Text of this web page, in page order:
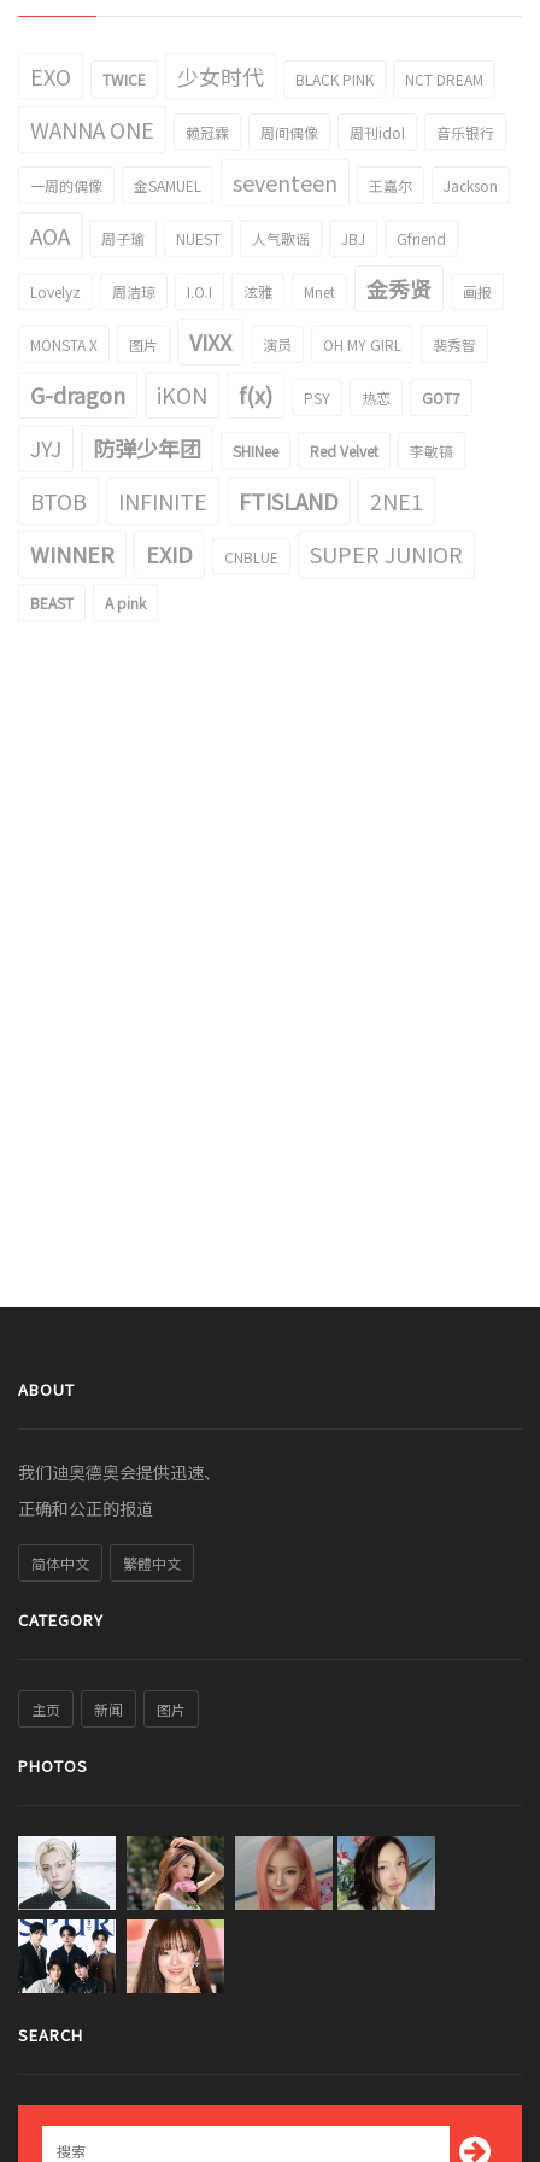
EXO TWICE 少女时代 BLACK PINK NCT DREAM
WANNA ONE 赖冠霖 周间偶像 周刊idol 音乐银行
一周的偶像 金SAMUEL seventeen 王嘉尔 Jackson
AOA 周子瑜 NUEST 人气歌谣 JBJ Gfriend
Lovelyz 周洁琼 I.O.I 泫雅 Mnet 金秀贤 画报
MONSTA X 图片 VIXX 演员 OH MY GIRL 裴秀智
G-dragon iKON f(x) PSY 热恋 GOT7
JYJ 防弹少年团 SHINee Red Velvet 李敏镐
BTOB INFINITE FTISLAND
2NE1
WINNER
EXID CNBLUE SUPER JUNIOR
BEAST A pink
ABOUT
我们迪奥德奥会提供迅速、
正确和公正的报道
简体中文 繁體中文
CATEGORY
主页 新闻 图片
PHOTOS
SEARCH